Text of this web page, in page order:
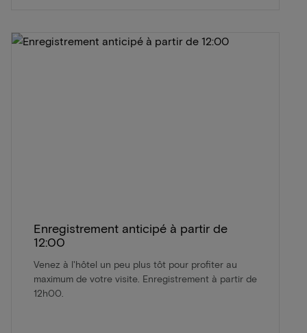
Enregistrement anticipé à partir de
12:00
Venez à l'hôtel un peu plus tôt pour profiter au
maximum de votre visite. Enregistrement à partir de
12h00.